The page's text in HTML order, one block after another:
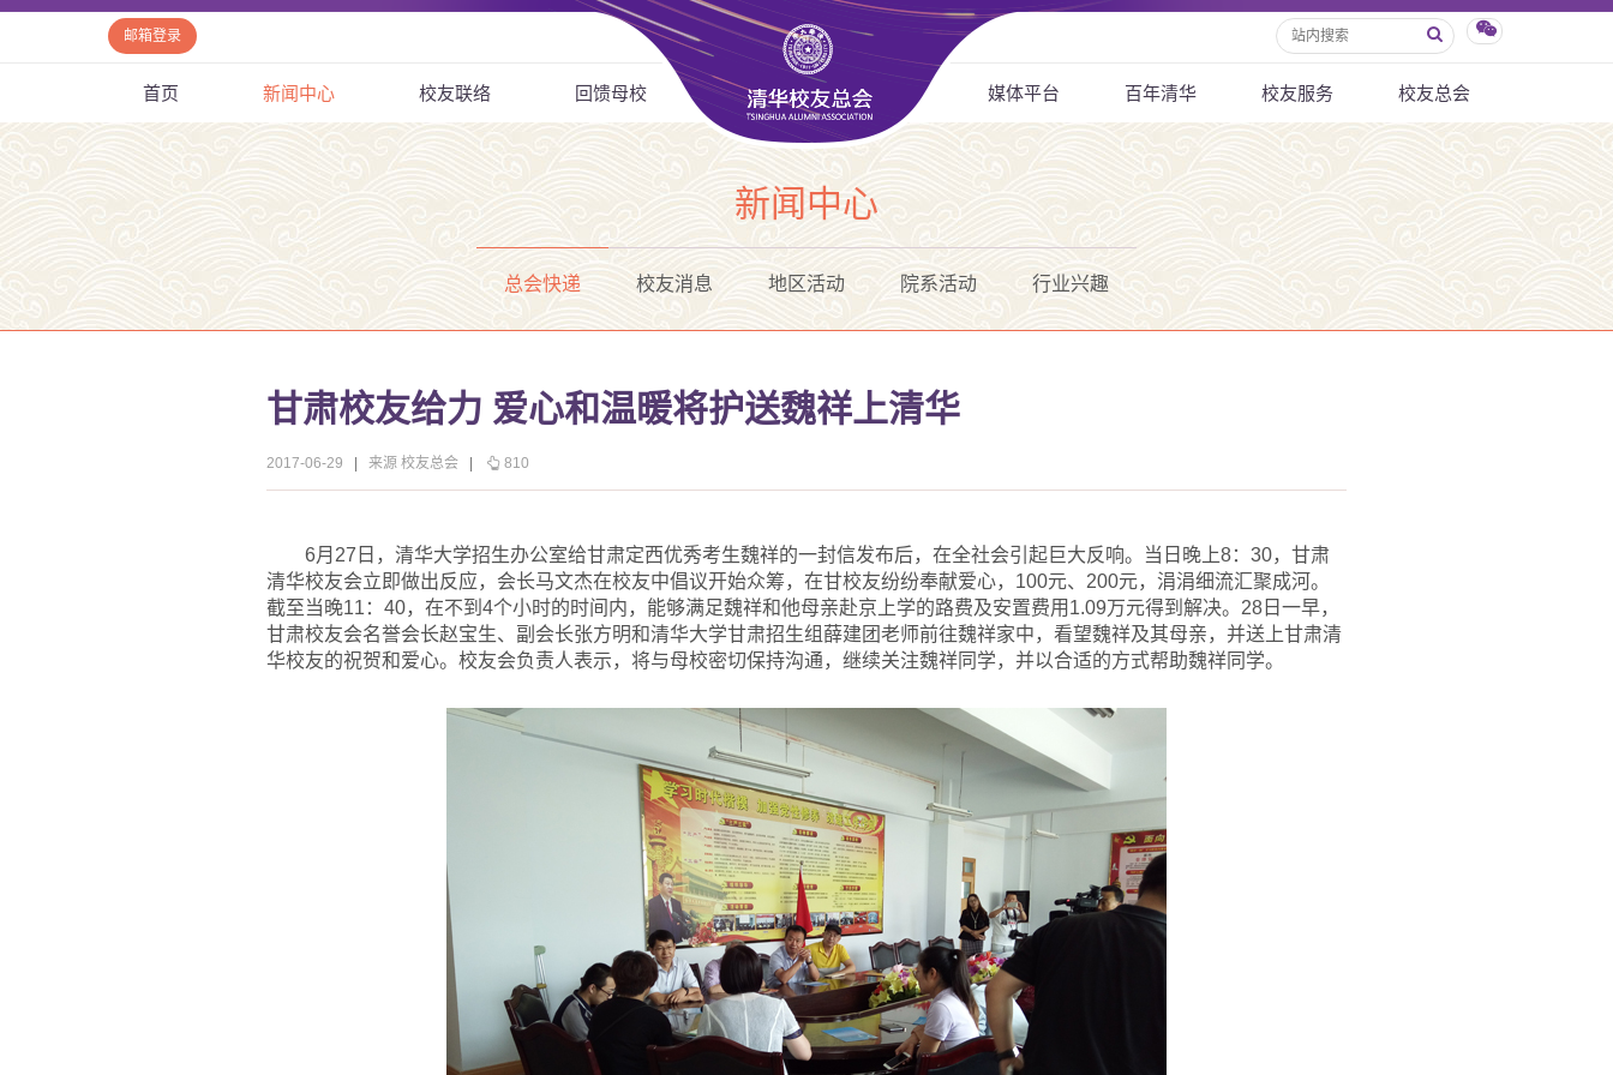
邮箱登录
首页 新闻中心 校友联络 回馈母校 媒体平台 百年清华 校友服务 校友总会
新闻中心
总会快递 校友消息 地区活动 院系活动 行业兴趣
甘肃校友给力 爱心和温暖将护送魏祥上清华
2017-06-29 来源 校友总会 810
6月27日，清华大学招生办公室给甘肃定西优秀考生魏祥的一封信发布后，在全社会引起巨大反响。当日晚上8：30，甘肃
清华校友会立即做出反应，会长马文杰在校友中倡议开始众筹，在甘校友纷纷奉献爱心，100元、200元，涓涓细流汇聚成河。
截至当晚11：40，在不到4个小时的时间内，能够满足魏祥和他母亲赴京上学的路费及安置费用1.09万元得到解决。28日一早，
甘肃校友会名誉会长赵宝生、副会长张方明和清华大学甘肃招生组薛建团老师前往魏祥家中，看望魏祥及其母亲，并送上甘肃清
华校友的祝贺和爱心。校友会负责人表示，将与母校密切保持沟通，继续关注魏祥同学，并以合适的方式帮助魏祥同学。